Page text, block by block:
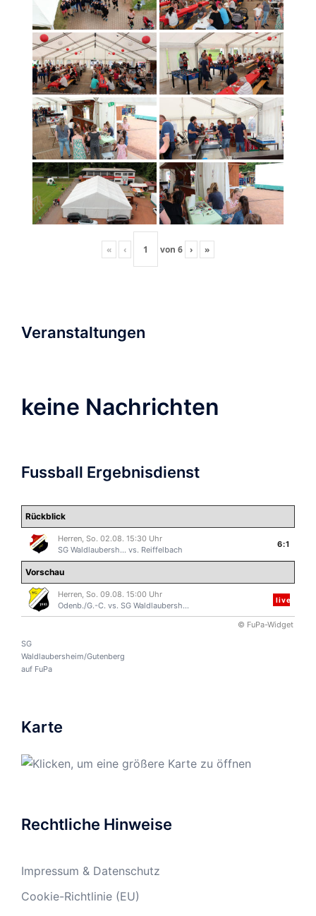
« ‹ von 6 › »
Veranstaltungen
keine Nachrichten
Fussball Ergebnisdienst
Rückblick
Herren, So. 02.08. 15:30 Uhr
SG Waldlaubersh... vs. Reiffelbach
6:1
Vorschau
Herren, So. 09.08. 15:00 Uhr
Odenb./G.-C. vs. SG Waldlaubersh...
live
© FuPa-Widget
SG
Waldlaubersheim/Gutenberg
auf FuPa
Karte
Rechtliche Hinweise
Impressum & Datenschutz
Cookie-Richtlinie (EU)